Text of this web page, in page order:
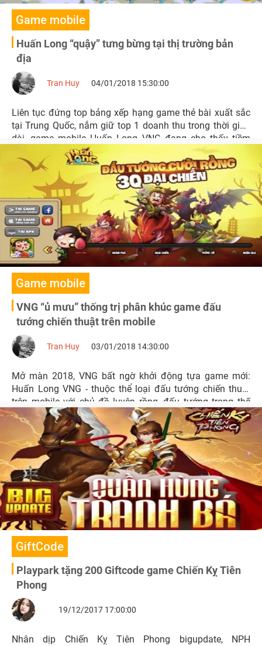
Game mobile
Huấn Long “quậy” tưng bừng tại thị trường bản
địa
Tran Huy 04/01/2018 15:30:00
Liên tục đứng top bảng xếp hạng game thẻ bài xuất sắc
tại Trung Quốc, nắm giữ top 1 doanh thu trong thời gian
dài, game mobile Huấn Long VNG đang cho thấy tiềm
năng chinh phục thị trường Việt là lớn đến chừng nào.
Game mobile
VNG “ủ mưu” thống trị phân khúc game đấu
tướng chiến thuật trên mobile
Tran Huy 03/01/2018 14:30:00
Mở màn 2018, VNG bất ngờ khởi động tựa game mới:
Huấn Long VNG - thuộc thể loại đấu tướng chiến thuật
trên mobile với chủ đề luyện rồng, đấu tướng trong thế
giới Tam Quốc 3Q quen thuộc.
GiftCode
Playpark tặng 200 Giftcode game Chiến Kỵ Tiên
Phong
19/12/2017 17:00:00
Nhân dịp Chiến Kỵ Tiên Phong bigupdate, NPH